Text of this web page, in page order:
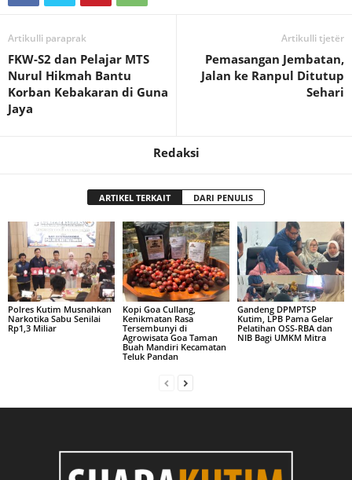
Artikulli paraprak
FKW-S2 dan Pelajar MTS
Nurul Hikmah Bantu
Korban Kebakaran di Guna
Jaya
Artikulli tjetër
Pemasangan Jembatan,
Jalan ke Ranpul Ditutup
Sehari
Redaksi
ARTIKEL TERKAIT DARI PENULIS
Polres Kutim Musnahkan
Narkotika Sabu Senilai
Rp1,3 Miliar
Kopi Goa Cullang,
Kenikmatan Rasa
Tersembunyi di
Agrowisata Goa Taman
Buah Mandiri Kecamatan
Teluk Pandan
Gandeng DPMPTSP
Kutim, LPB Pama Gelar
Pelatihan OSS-RBA dan
NIB Bagi UMKM Mitra